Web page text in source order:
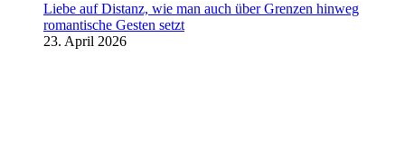
Liebe auf Distanz, wie man auch über Grenzen hinweg
romantische Gesten setzt
23. April 2026